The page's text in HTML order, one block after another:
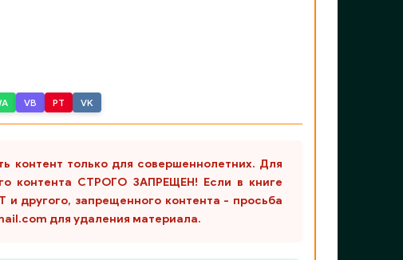
VB PT VK
контент только для совершеннолетних. Для
контента СТРОГО ЗАПРЕЩЕН! Если в книге
и другого, запрещенного контента - просьба
для удаления материала.